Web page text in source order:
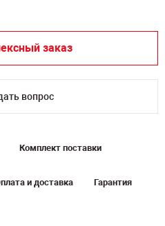
заказ
вопрос
Комплект поставки
и доставка Гарантия